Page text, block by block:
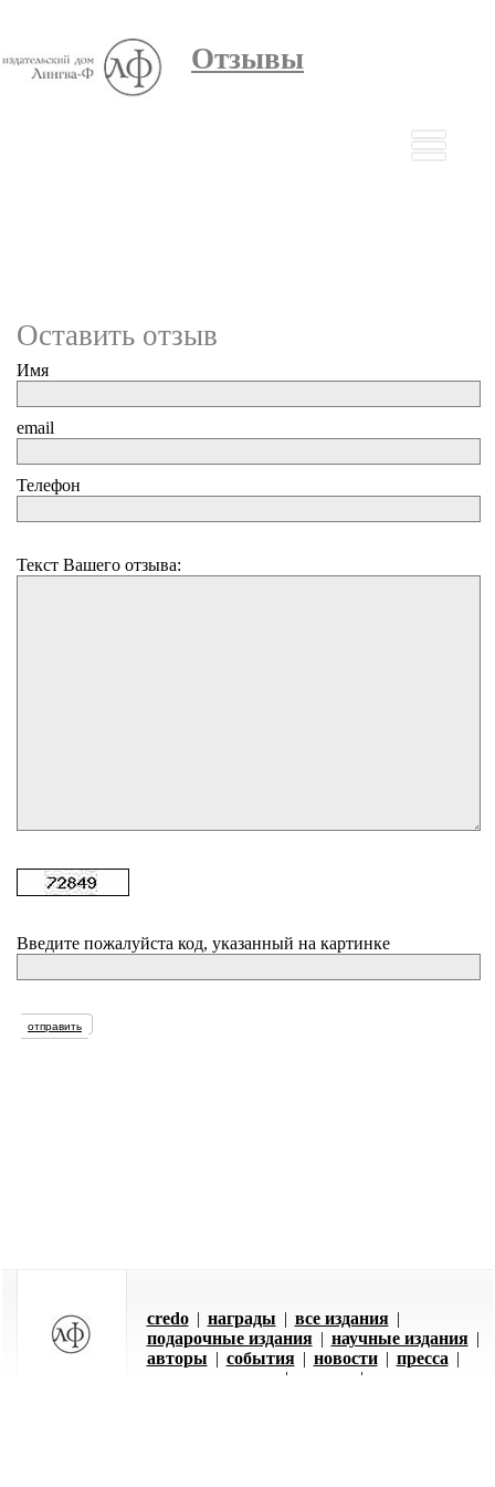
Отзывы
Оставить отзыв
Имя
email
Телефон
Текст Вашего отзыва:
Введите пожалуйста код, указанный на картинке
credo | награды | все издания |
подарочные издания | научные издания |
авторы | события | новости | пресса |
| |